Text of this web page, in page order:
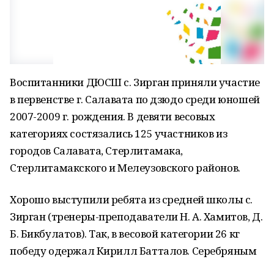
Воспитанники ДЮСШ с. Зирган приняли участие
в первенстве г. Салавата по дзюдо среди юношей
2007-2009 г. рождения. В девяти весовых
категориях состязались 125 участников из
городов Салавата, Стерлитамака,
Стерлитамакского и Мелеузовского районов.
Хорошо выступили ребята из средней школы с.
Зирган (тренеры-преподаватели Н. А. Хамитов, Д.
Б. Бикбулатов). Так, в весовой категории 26 кг
победу одержал Кирилл Батталов. Серебряным